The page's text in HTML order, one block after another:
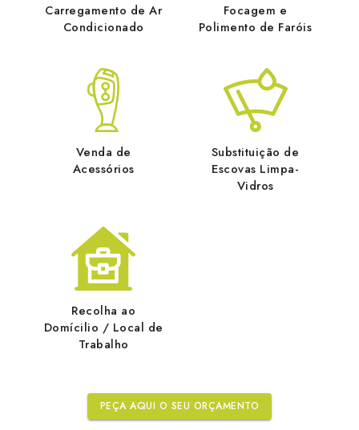
Carregamento de Ar
Condicionado
Focagem e
Polimento de Faróis
Venda de
Acessórios
Substituição de
Escovas Limpa-
Vidros
Recolha ao
Domícilio / Local de
Trabalho
PEÇA AQUI O SEU ORÇAMENTO